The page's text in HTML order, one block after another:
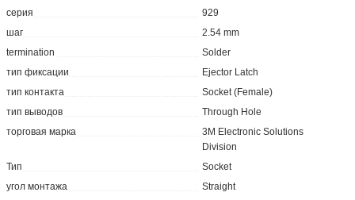
серия
929
шаг
2.54 mm
termination
Solder
тип фиксации
Ejector Latch
тип контакта
Socket (Female)
тип выводов
Through Hole
торговая марка
3M Electronic Solutions
Division
Тип
Socket
угол монтажа
Straight